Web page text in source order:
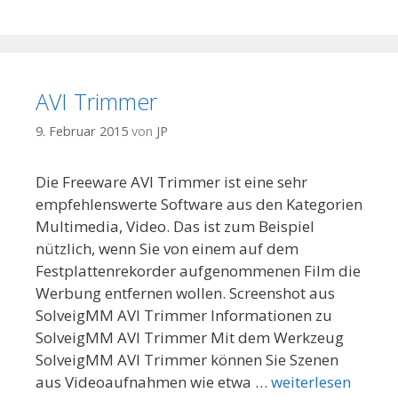
AVI Trimmer
9. Februar 2015 von JP
Die Freeware AVI Trimmer ist eine sehr
empfehlenswerte Software aus den Kategorien
Multimedia, Video. Das ist zum Beispiel
nützlich, wenn Sie von einem auf dem
Festplattenrekorder aufgenommenen Film die
Werbung entfernen wollen. Screenshot aus
SolveigMM AVI Trimmer Informationen zu
SolveigMM AVI Trimmer Mit dem Werkzeug
SolveigMM AVI Trimmer können Sie Szenen
aus Videoaufnahmen wie etwa … weiterlesen